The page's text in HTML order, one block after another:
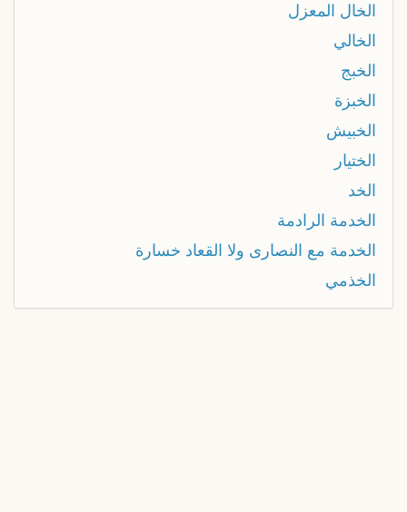
الخال المعزل
الخالي
الخبج
الخبزة
الخبيش
الختيار
الخد
الخدمة الرادمة
الخدمة مع النصارى ولا القعاد خسارة
الخذمي